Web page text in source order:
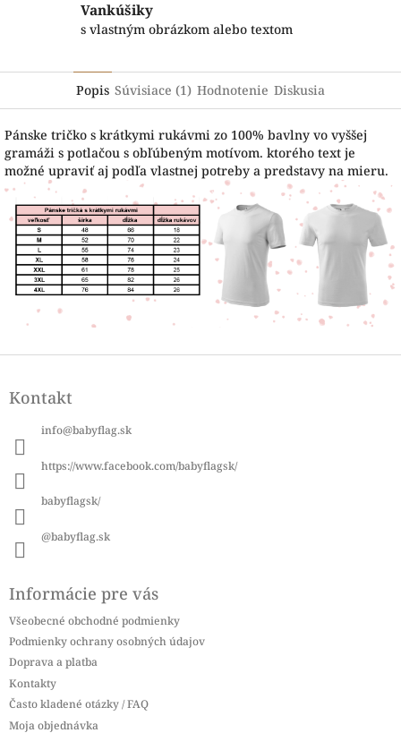
Vankúšiky
s vlastným obrázkom alebo textom
Popis Súvisiace (1) Hodnotenie Diskusia
Pánske tričko s krátkymi rukávmi zo 100% bavlny vo vyššej
gramáži s potlačou s obľúbeným motívom. ktorého text je
možné upraviť aj podľa vlastnej potreby a predstavy na mieru.
pKontakt
info@babyflag.sk
https://www.facebook.com/babyflagsk/
babyflagsk/
@babyflag.sk
Informácie pre vás
Všeobecné obchodné podmienky
Podmienky ochrany osobných údajov
Doprava a platba
Kontakty
Často kladené otázky / FAQ
Moja objednávka